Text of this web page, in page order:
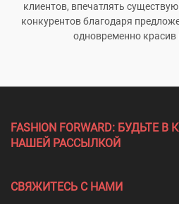
клиентов, впечатлять
конкурентов благодаря
одновременно красив
FASHION FORWARD: БУДЬТЕ
НАШЕЙ РАССЫЛКОЙ
СВЯЖИТЕСЬ С НАМИ